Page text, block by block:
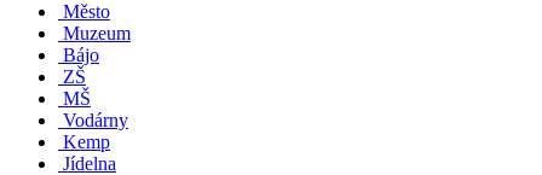
Město
Muzeum
Bájo
ZŠ
MŠ
Vodárny
Kemp
Jídelna